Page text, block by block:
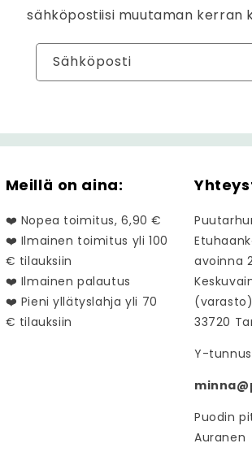
sähköpostiisi muutaman kerran
Sähköposti
Meillä on aina:
❤️ Nopea toimitus, 6,90 €
❤️ Ilmainen toimitus yli 100
€ tilauksiin
❤️ Ilmainen palautus
❤️ Pieni yllätyslahja yli 70
€ tilauksiin
avoinna
(varasto)
33720
Y-
Puodin
Auranen